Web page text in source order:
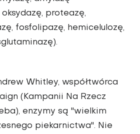
proteazę,
fosfolipazę, hemicelulozę,
Whitley, współtwórca
(Kampanii Na Rzecz
enzymy są "wielkim
piekarnictwa". Nie